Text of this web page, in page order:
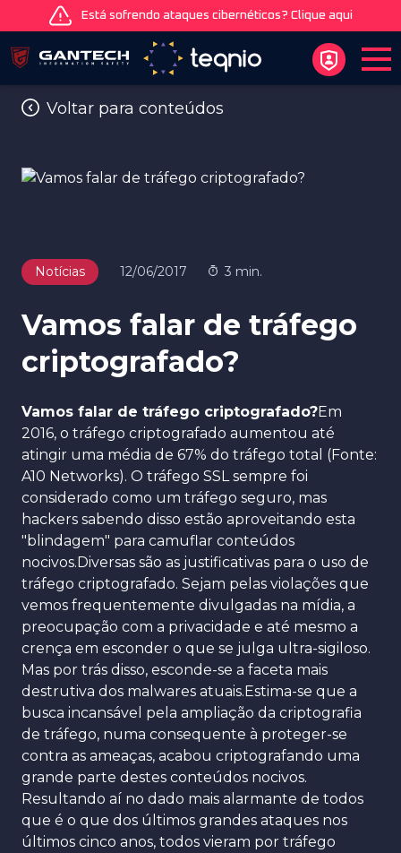
Está sofrendo ataques cibernéticos? Clique aqui
Voltar para conteúdos
Notícias 12/06/2017 3 min.
Vamos falar de tráfego
criptografado?
Vamos falar de tráfego criptografado?Em
2016, o tráfego criptografado aumentou até
atingir uma média de 67% do tráfego total (Fonte:
A10 Networks). O tráfego SSL sempre foi
considerado como um tráfego seguro, mas
hackers sabendo disso estão aproveitando esta
"blindagem" para camuflar conteúdos
nocivos.Diversas são as justificativas para o uso de
tráfego criptografado. Sejam pelas violações que
vemos frequentemente divulgadas na mídia, a
preocupação com a privacidade e até mesmo a
crença em esconder o que se julga ultra-sigiloso.
Mas por trás disso, esconde-se a faceta mais
destrutiva dos malwares atuais.Estima-se que a
busca incansável pela ampliação da criptografia
de tráfego, numa consequente à proteger-se
contra as ameaças, acabou criptografando uma
grande parte destes conteúdos nocivos.
Resultando aí no dado mais alarmante de todos
que é o que dos últimos grandes ataques nos
últimos cinco anos, todos vieram por tráfego